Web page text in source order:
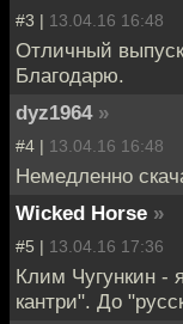
#3 | 13.04.16 16:48
Отличный
Благодарю.
dyz1964 »
#4 | 13.04.16 16:48
Немедленно
Wicked Horse »
#5 | 13.04.16 17:36
Клим Чугункин -
кантри". До